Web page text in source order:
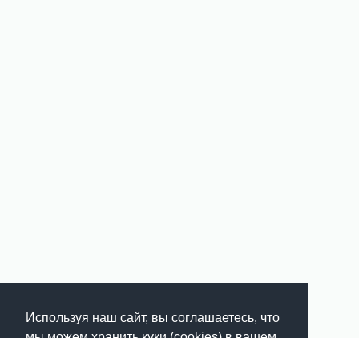
Используя наш сайт, вы соглашаетесь, что